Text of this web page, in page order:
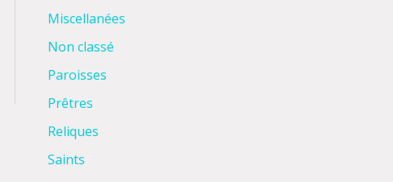
Miscellanées
Non classé
Paroisses
Prêtres
Reliques
Saints